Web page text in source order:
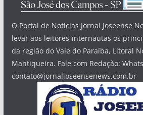
O Portal de Notícias Jornal Joseense
levar aos leitores-internautas os
da região do Vale do Paraíba, Litoral
Mantiqueira. Fale com Redação:
contato@jornaljoseensenews.com.br